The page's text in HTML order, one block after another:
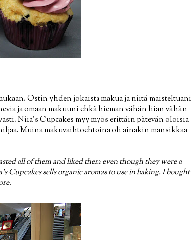
Ostin yhden jokaista makua ja niitä maisteltuani
ja omaan makuuni ehkä hieman vähän liian vähän
Niia's Cupcakes myy myös erittäin pätevän oloisia
Muina makuvaihtoehtoina oli ainakin mansikkaa
all of them and liked them even though they were a
sells organic aromas to use in baking. I bought